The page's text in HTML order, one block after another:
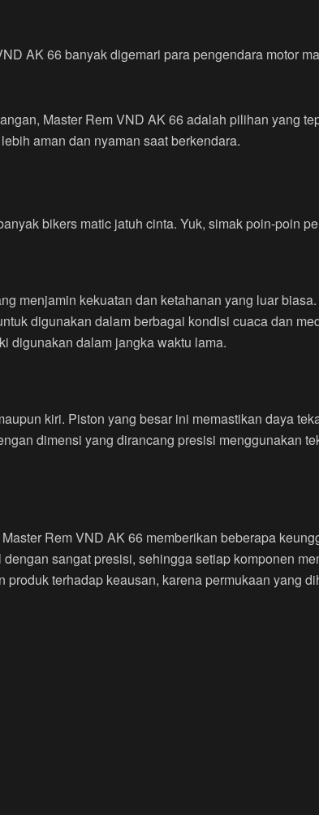
AK 66 banyak digemari para pengendara motor
Master Rem VND AK 66 adalah pilihan yang
aman dan nyaman saat berkendara.
bikers matic jatuh cinta. Yuk, simak poin-poin
menjamin kekuatan dan ketahanan yang luar
digunakan dalam berbagai kondisi cuaca dan
digunakan dalam jangka waktu lama.
kiri. Piston yang besar ini memastikan daya
dimensi yang dirancang presisi menggunakan
Rem VND AK 66 memberikan beberapa
sangat presisi, sehingga setiap komponen
terhadap keausan, karena permukaan yang